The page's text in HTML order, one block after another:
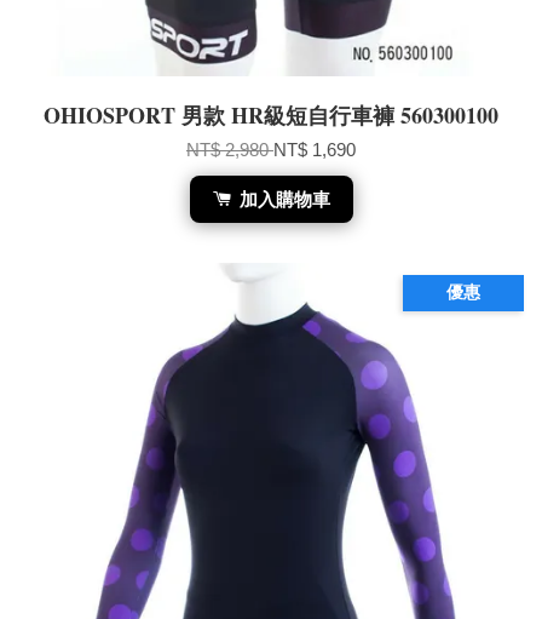
OHIOSPORT 男款 HR級短自行車褲 560300100
NT$ 2,980NT$ 1,690
加入購物車
優惠